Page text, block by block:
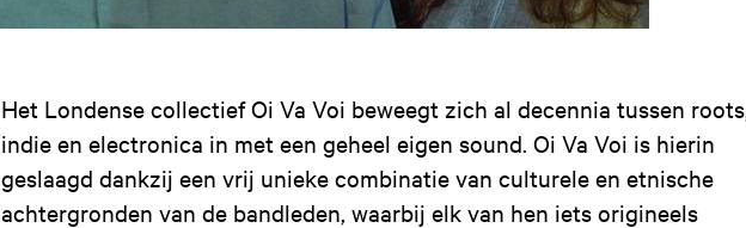
Het Londense collectief Oi Va Voi beweegt zich al decennia tussen roots,
indie en electronica in met een geheel eigen sound. Oi Va Voi is hierin
geslaagd dankzij een vrij unieke combinatie van culturele en etnische
achtergronden van de bandleden, waarbij elk van hen iets origineels